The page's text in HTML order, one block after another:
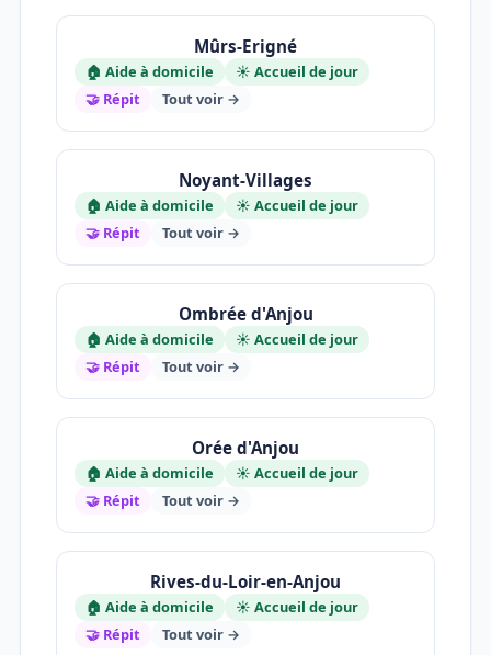
Mûrs-Erigné
🏠 Aide à domicile
☀️ Accueil de jour
🤝 Répit
Tout voir →
Noyant-Villages
🏠 Aide à domicile
☀️ Accueil de jour
🤝 Répit
Tout voir →
Ombrée d'Anjou
🏠 Aide à domicile
☀️ Accueil de jour
🤝 Répit
Tout voir →
Orée d'Anjou
🏠 Aide à domicile
☀️ Accueil de jour
🤝 Répit
Tout voir →
Rives-du-Loir-en-Anjou
🏠 Aide à domicile
☀️ Accueil de jour
🤝 Répit
Tout voir →